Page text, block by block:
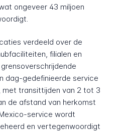
ongeveer 43 miljoen
verdeeld over de
filialen en
dag-gedefinieerde service
met transittijden van 2 tot 3
de afstand van herkomst
service wordt
en vertegenwoordigt